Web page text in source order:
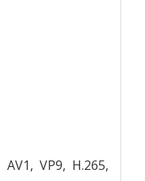
AV1, VP9, H.265,